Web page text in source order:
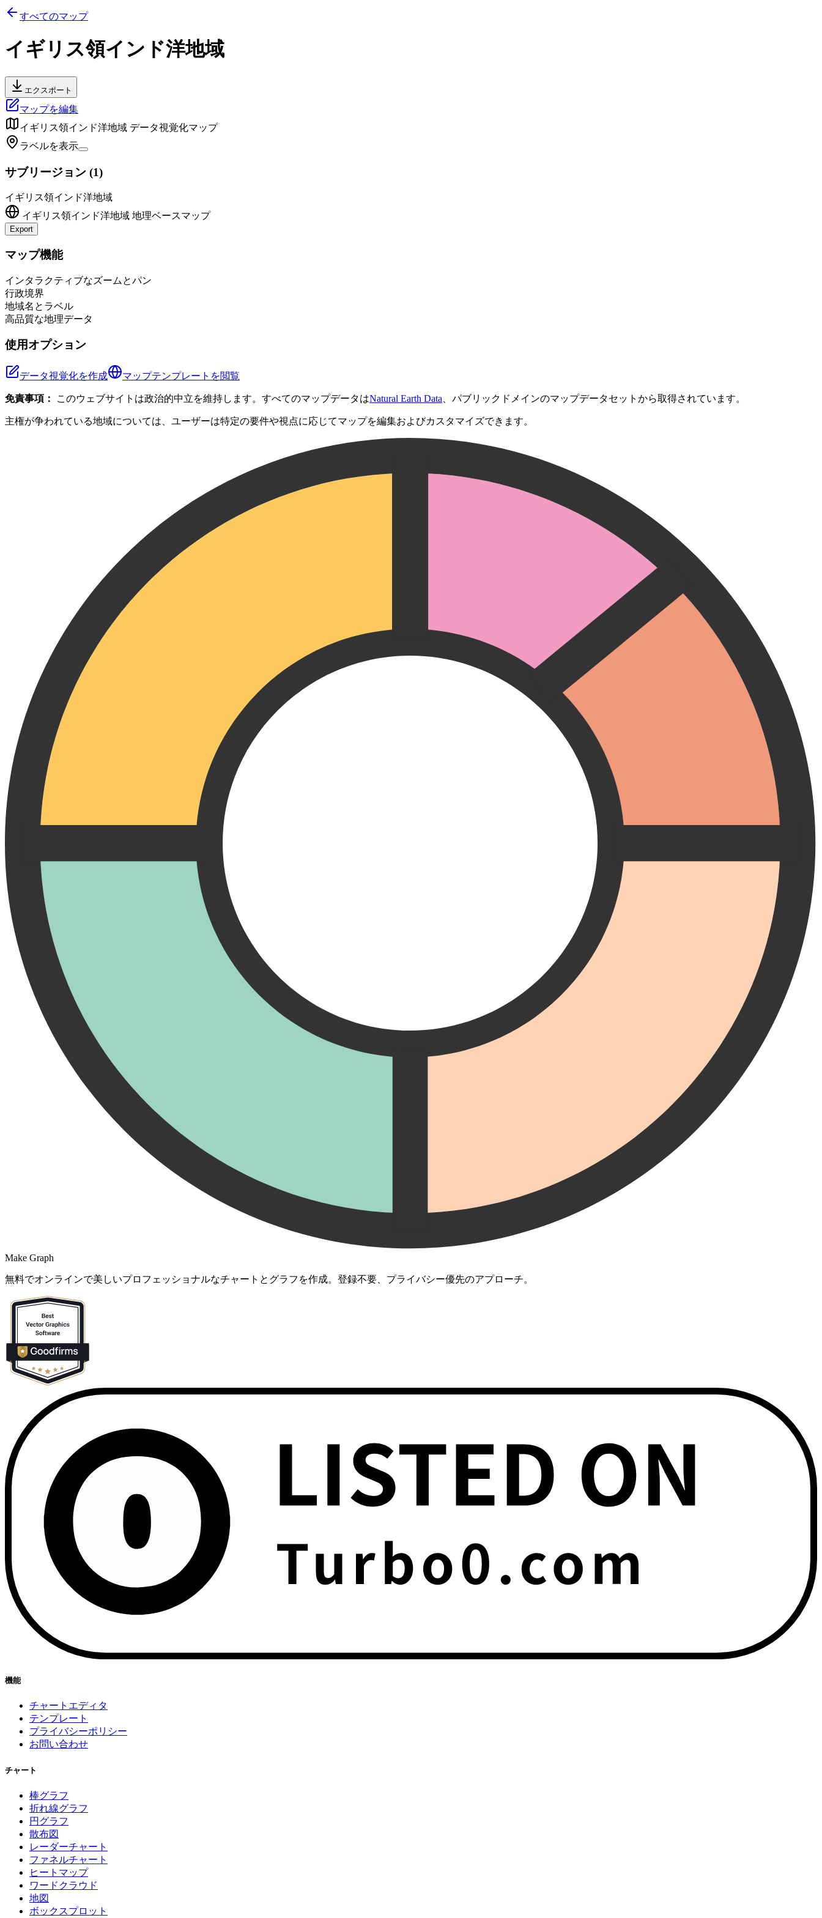
すべてのマップ
イギリス領インド洋地域
エクスポート
マップを編集
イギリス領インド洋地域 データ視覚化マップ
ラベルを表示
サブリージョン (1)
イギリス領インド洋地域
イギリス領インド洋地域 地理ベースマップ
Export
+
マップ機能
インタラクティブなズームとパン
行政境界
地域名とラベル
高品質な地理データ
使用オプション
データ視覚化を作成 マップテンプレートを閲覧
免責事項： このウェブサイトは政治的中立を維持します。すべてのマップデータはNatural Earth Data 、パブリックドメインのマップデータセットから取得されています。
主権が争われている地域については、ユーザーは特定の要件や視点に応じてマップを編集およびカスタマイズできます。
Make Graph
無料でオンラインで美しいプロフェッショナルなチャートとグラフを作成。登録不要、プライバシー優先のアプローチ。
機能
チャートエディタ
テンプレート
プライバシーポリシー
お問い合わせ
チャート
棒グラフ
折れ線グラフ
円グラフ
散布図
レーダーチャート
ファネルチャート
ヒートマップ
ワードクラウド
地図
ボックスプロット